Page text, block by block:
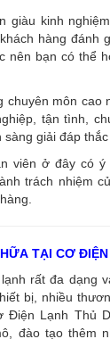
giàu kinh
hàng đánh
nên bạn có thể
chuyên môn cao
tận tình,
giải đáp
viên ở đây có
trách nhiệm
TẠI CƠ
rất đa dạng
bị, nhiều
Điện Lạnh Thủ
đào tạo thêm